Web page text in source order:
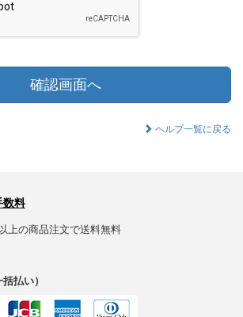
確認画面へ
ヘルプ一覧に戻る
数料
上の商品注文で送料無料
払い）